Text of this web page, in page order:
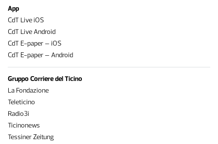
App
CdT Live iOS
CdT Live Android
CdT E-paper – iOS
CdT E-paper – Android
Gruppo Corriere del Ticino
La Fondazione
Teleticino
Radio3i
Ticinonews
Tessiner Zeitung